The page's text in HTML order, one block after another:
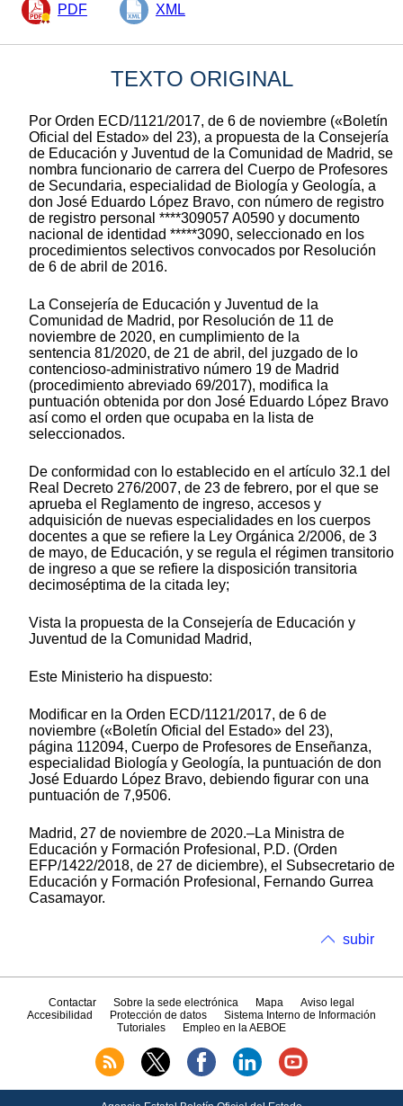
PDF XML
TEXTO ORIGINAL
Por Orden ECD/1121/2017, de 6 de noviembre («Boletín
Oficial del Estado» del 23), a propuesta de la Consejería
de Educación y Juventud de la Comunidad de Madrid, se
nombra funcionario de carrera del Cuerpo de Profesores
de Secundaria, especialidad de Biología y Geología, a
don José Eduardo López Bravo, con número de registro
de registro personal ****309057 A0590 y documento
nacional de identidad *****3090, seleccionado en los
procedimientos selectivos convocados por Resolución
de 6 de abril de 2016.
La Consejería de Educación y Juventud de la
Comunidad de Madrid, por Resolución de 11 de
noviembre de 2020, en cumplimiento de la
sentencia 81/2020, de 21 de abril, del juzgado de lo
contencioso-administrativo número 19 de Madrid
(procedimiento abreviado 69/2017), modifica la
puntuación obtenida por don José Eduardo López Bravo
así como el orden que ocupaba en la lista de
seleccionados.
De conformidad con lo establecido en el artículo 32.1 del
Real Decreto 276/2007, de 23 de febrero, por el que se
aprueba el Reglamento de ingreso, accesos y
adquisición de nuevas especialidades en los cuerpos
docentes a que se refiere la Ley Orgánica 2/2006, de 3
de mayo, de Educación, y se regula el régimen transitorio
de ingreso a que se refiere la disposición transitoria
decimoséptima de la citada ley;
Vista la propuesta de la Consejería de Educación y
Juventud de la Comunidad Madrid,
Este Ministerio ha dispuesto:
Modificar en la Orden ECD/1121/2017, de 6 de
noviembre («Boletín Oficial del Estado» del 23),
página 112094, Cuerpo de Profesores de Enseñanza,
especialidad Biología y Geología, la puntuación de don
José Eduardo López Bravo, debiendo figurar con una
puntuación de 7,9506.
Madrid, 27 de noviembre de 2020.–La Ministra de
Educación y Formación Profesional, P.D. (Orden
EFP/1422/2018, de 27 de diciembre), el Subsecretario de
Educación y Formación Profesional, Fernando Gurrea
Casamayor.
subir
Contactar Sobre la sede electrónica Mapa
Aviso legal
Accesibilidad
Protección de datos
Sistema Interno de Información
Tutoriales
Empleo en la AEBOE